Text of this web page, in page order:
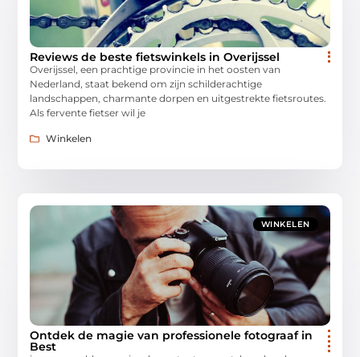
Reviews de beste fietswinkels in Overijssel
Overijssel, een prachtige provincie in het oosten van
Nederland, staat bekend om zijn schilderachtige
landschappen, charmante dorpen en uitgestrekte fietsroutes.
Als fervente fietser wil je
Winkelen
WINKELEN
Ontdek de magie van professionele fotograaf in
Best